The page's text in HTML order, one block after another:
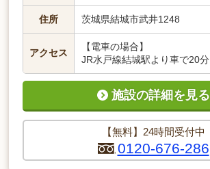
住所 茨城県結城市武井1248
アクセス
【電車の場合】
JR水戸線結城駅より車で20分
【無料】24時間受付中
0120-676-286
施設の詳細を見る